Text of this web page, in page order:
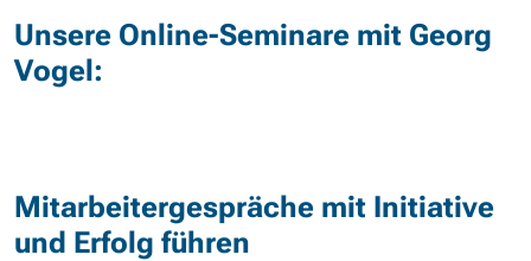
Unsere Online-Seminare mit Georg
Vogel:
Mitarbeitergespräche mit Initiative
und Erfolg führen